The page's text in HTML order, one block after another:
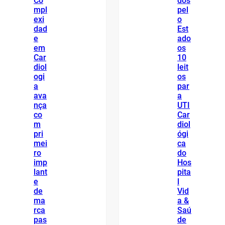
mpl
exi
dad
e
em
Car
diol
ogi
a
ava
nça
co
m
pri
mei
ro
imp
lant
e
de
ma
rca
pas
pel
o
Est
ado
os
10
leit
os
par
a
UTI
Car
diol
ógi
ca
do
Hos
pita
Vid
a &
Saú
de